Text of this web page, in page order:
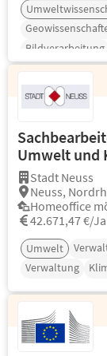
Bildverarbeitung
Umwelt und
Stadt Neuss
Neuss,
Homeoffice
42.671,47 €/
Umwelt
Verwaltung